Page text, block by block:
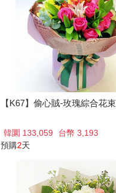
【K67】偷心賊-玫瑰綜合花束
韓圜 133,059
台幣 3,193
預購2天